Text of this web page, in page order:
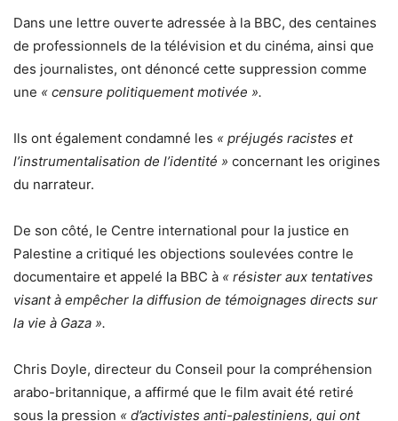
Dans une lettre ouverte adressée à la BBC, des centaines
de professionnels de la télévision et du cinéma, ainsi que
des journalistes, ont dénoncé cette suppression comme
une « censure politiquement motivée ».
Ils ont également condamné les « préjugés racistes et
l’instrumentalisation de l’identité » concernant les origines
du narrateur.
De son côté, le Centre international pour la justice en
Palestine a critiqué les objections soulevées contre le
documentaire et appelé la BBC à « résister aux tentatives
visant à empêcher la diffusion de témoignages directs sur
la vie à Gaza ».
Chris Doyle, directeur du Conseil pour la compréhension
arabo-britannique, a affirmé que le film avait été retiré
sous la pression « d’activistes anti-palestiniens, qui ont